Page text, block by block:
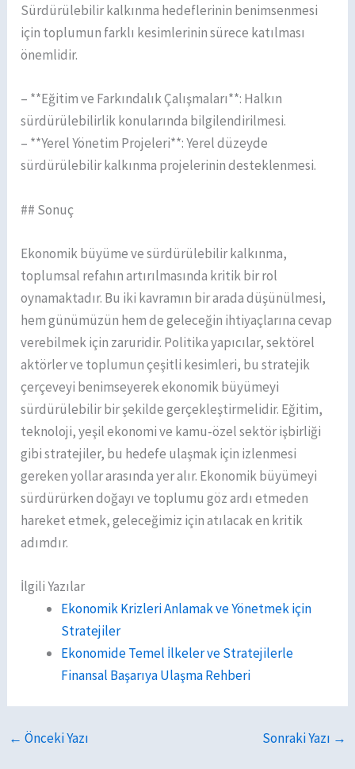
Sürdürülebilir kalkınma hedeflerinin benimsenmesi
için toplumun farklı kesimlerinin sürece katılması
önemlidir.
– **Eğitim ve Farkındalık Çalışmaları**: Halkın
sürdürülebilirlik konularında bilgilendirilmesi.
– **Yerel Yönetim Projeleri**: Yerel düzeyde
sürdürülebilir kalkınma projelerinin desteklenmesi.
## Sonuç
Ekonomik büyüme ve sürdürülebilir kalkınma,
toplumsal refahın artırılmasında kritik bir rol
oynamaktadır. Bu iki kavramın bir arada düşünülmesi,
hem günümüzün hem de geleceğin ihtiyaçlarına cevap
verebilmek için zaruridir. Politika yapıcılar, sektörel
aktörler ve toplumun çeşitli kesimleri, bu stratejik
çerçeveyi benimseyerek ekonomik büyümeyi
sürdürülebilir bir şekilde gerçekleştirmelidir. Eğitim,
teknoloji, yeşil ekonomi ve kamu-özel sektör işbirliği
gibi stratejiler, bu hedefe ulaşmak için izlenmesi
gereken yollar arasında yer alır. Ekonomik büyümeyi
sürdürürken doğayı ve toplumu göz ardı etmeden
hareket etmek, geleceğimiz için atılacak en kritik
adımdır.
İlgili Yazılar
Ekonomik Krizleri Anlamak ve Yönetmek için
Stratejiler
Ekonomide Temel İlkeler ve Stratejilerle
Finansal Başarıya Ulaşma Rehberi
← Önceki Yazı Sonraki Yazı →